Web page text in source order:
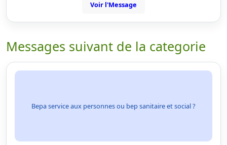
Voir l'Message
Messages suivant de la categorie
Bepa service aux personnes ou bep sanitaire et social ?